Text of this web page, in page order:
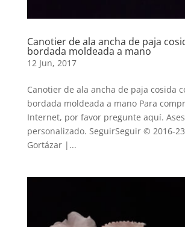
Canotier de ala ancha de paja
bordada moldeada a mano
12 Jun, 2017
Canotier de ala ancha de paja cosida
bordada moldeada a mano Para
Internet, por favor pregunte aquí.
personalizado. SeguirSeguir © 2016-
Gortázar |...